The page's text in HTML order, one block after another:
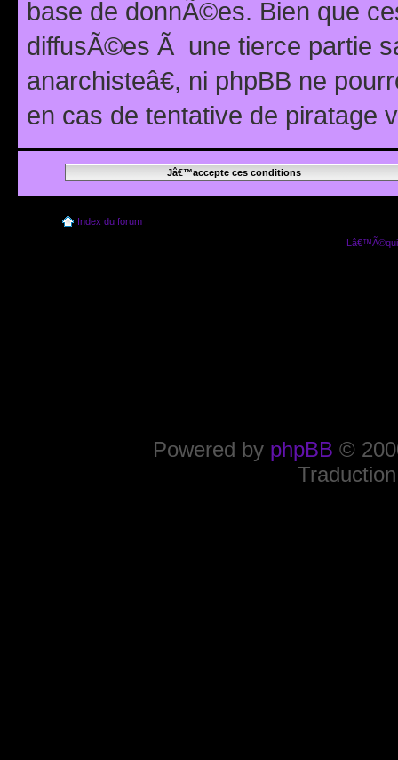
base de donnÃ©es. Bien que
diffusÃ©es Ã une tierce partie
anarchisteâ€, ni phpBB ne
en cas de tentative de piratage
Index du forum
Powered by phpBB ©